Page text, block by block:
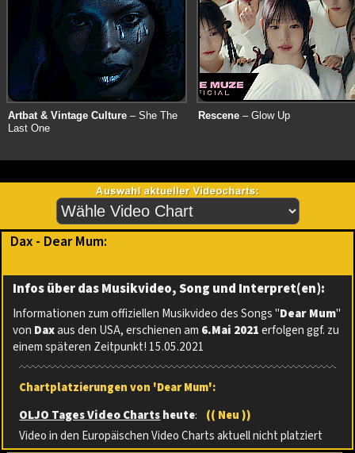
Artbat & Vintage Culture – She The
Last One
Rescene – Glow Up
Dax - Dear Mum:
Infos über das Musikvideo, Song und Interpret(en):
Informationen zum offiziellen Musikvideo des Songs "Dear Mum"
von Daxaus den USA, erschienen am 6.Mai 2021erfolgen ggf. zu
einem späteren Zeitpunkt! 15.05.2021
Chartplatzierungen von 'Dear Mum':
OLJO Tages Video Chartsheute:
(( Neu ))
Video in den Europäischen Video Charts aktuell nicht platziert